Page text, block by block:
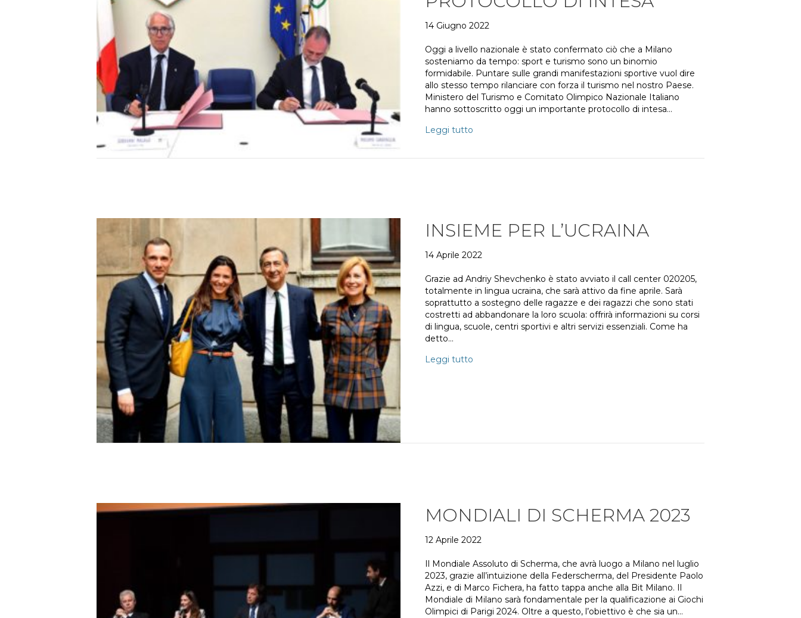
14 Giugno 2022
Oggi a livello nazionale è stato confermato ciò che a Milano
sosteniamo da tempo: sport e turismo sono un binomio
formidabile. Puntare sulle grandi manifestazioni sportive vuol dire
allo stesso tempo rilanciare con forza il turismo nel nostro Paese.
Ministero del Turismo e Comitato Olimpico Nazionale Italiano
hanno sottoscritto oggi un importante protocollo di intesa…
Leggi tutto
INSIEME PER L’UCRAINA
14 Aprile 2022
Grazie ad Andriy Shevchenko è stato avviato il call center 020205,
totalmente in lingua ucraina, che sarà attivo da fine aprile. Sarà
soprattutto a sostegno delle ragazze e dei ragazzi che sono stati
costretti ad abbandonare la loro scuola: offrirà informazioni su corsi
di lingua, scuole, centri sportivi e altri servizi essenziali. Come ha
detto…
Leggi tutto
MONDIALI DI SCHERMA 2023
12 Aprile 2022
Il Mondiale Assoluto di Scherma, che avrà luogo a Milano nel luglio
2023, grazie all’intuizione della Federscherma, del Presidente Paolo
Azzi, e di Marco Fichera, ha fatto tappa anche alla Bit Milano. Il
Mondiale di Milano sarà fondamentale per la qualificazione ai Giochi
Olimpici di Parigi 2024. Oltre a questo, l’obiettivo è che sia un…